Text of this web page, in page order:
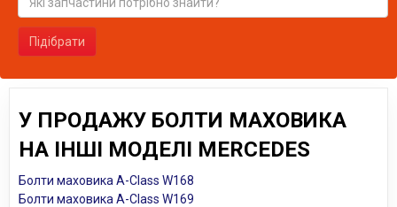
Підібрати
У ПРОДАЖУ БОЛТИ МАХОВИКА
НА ІНШІ МОДЕЛІ MERCEDES
Болти маховика A-Class W168
Болти маховика A-Class W169